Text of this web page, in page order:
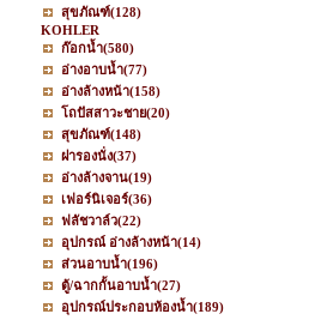
สุขภัณฑ์(128)
KOHLER
ก๊อกน้ำ(580)
อ่างอาบน้ำ(77)
อ่างล้างหน้า(158)
โถปัสสาวะชาย(20)
สุขภัณฑ์(148)
ฝารองนั่ง(37)
อ่างล้างจาน(19)
เฟอร์นิเจอร์(36)
ฟลัชวาล์ว(22)
อุปกรณ์ อ่างล้างหน้า(14)
ส่วนอาบน้ำ(196)
ตู้/ฉากกั้นอาบน้ำ(27)
อุปกรณ์ประกอบห้องน้ำ(189)